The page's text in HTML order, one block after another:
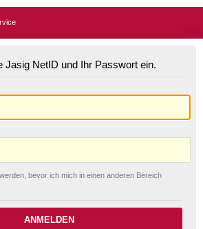
Jasig NetID und Ihr Passwort ein.
bevor ich mich in einen anderen Bereich